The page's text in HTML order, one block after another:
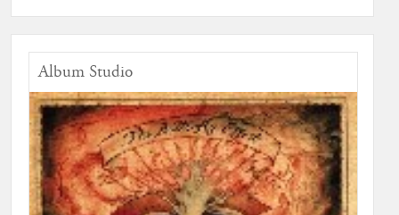
Album Studio